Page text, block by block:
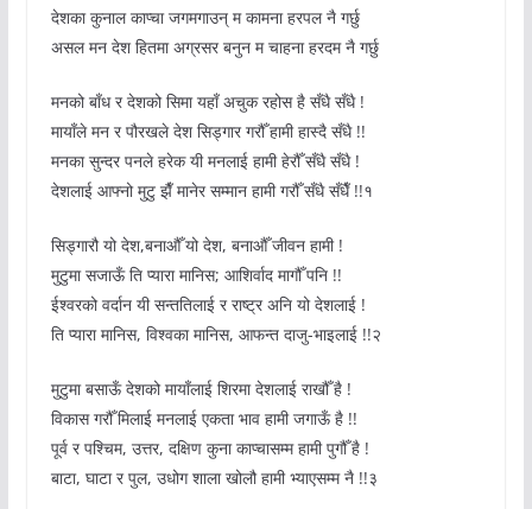
देशका कुनाल काप्चा जगमगाउन् म कामना हरपल नै गर्छु
असल मन देश हितमा अग्रसर बनुन म चाहना हरदम नै गर्छु
मनको बाँध र देशको सिमा यहाँ अचुक रहोस है सँधै सँधै !
मायाँले मन र पौरखले देश सिड्गार गरौँ हामी हास्दै सँधै !!
मनका सुन्दर पनले हरेक यी मनलाई हामी हेरौँ सँधै सँधै !
देशलाई आफ्नो मुटु झैँ मानेर सम्मान हामी गरौँ सँधै सँधैँ !!१
सिड्गारौ यो देश,बनाऔँ यो देश, बनाऔँ जीवन हामी !
मुटुमा सजाऊँ ति प्यारा मानिस; आशिर्वाद मागौँ पनि !!
ईश्वरको वर्दान यी सन्ततिलाई र राष्ट्र अनि यो देशलाई !
ति प्यारा मानिस, विश्वका मानिस, आफन्त दाजु-भाइलाई !!२
मुटुमा बसाऊँ देशको मायाँलाई शिरमा देशलाई राखौँ है !
विकास गरौँ मिलाई मनलाई एकता भाव हामी जगाऊँ है !!
पूर्व र पश्चिम, उत्तर, दक्षिण कुना काप्चासम्म हामी पुगौँ है !
बाटा, घाटा र पुल, उधोग शाला खोलौ हामी भ्याएसम्म नै !!३